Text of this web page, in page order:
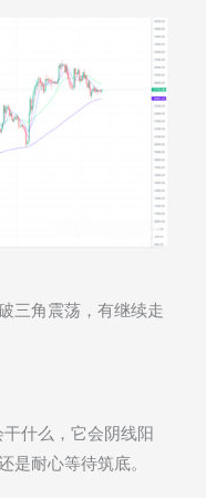
三角震荡，有继续走
什么，它会阴线阳
是耐心等待筑底。